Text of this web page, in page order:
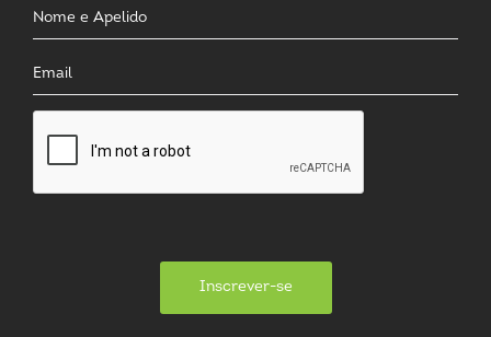
Inscrever-se